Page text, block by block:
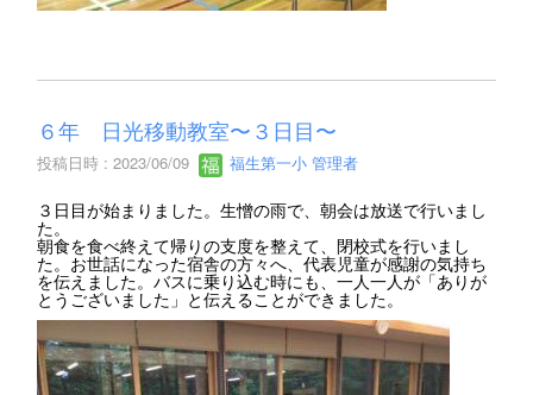
６年 日光移動教室〜３日目〜
投稿日時 : 2023/06/09 福生第一小 管理者
３日目が始まりました。生憎の雨で、朝会は放送で行いまし
た。
朝食を食べ終えて帰りの支度を整えて、閉校式を行いまし
た。お世話になった宿舎の方々へ、代表児童が感謝の気持ち
を伝えました。バスに乗り込む時にも、一人一人が「ありが
とうございました」と伝えることができました。